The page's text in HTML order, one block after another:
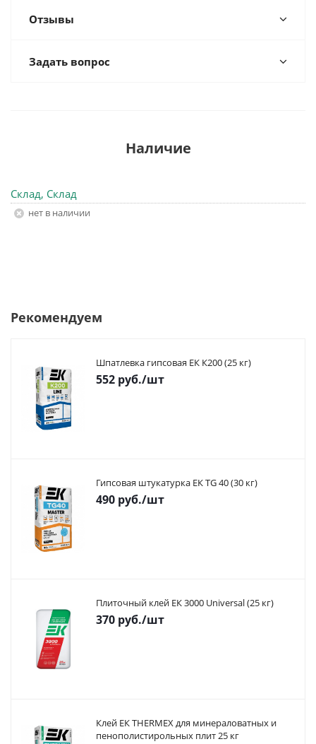
Отзывы
Задать вопрос
Наличие
Склад, Склад
Нет в наличии
Рекомендуем
Шпатлевка гипсовая ЕК К200 (25 кг)
552 руб./шт
Гипсовая штукатурка ЕК TG 40 (30 кг)
490 руб./шт
Плиточный клей ЕК 3000 Universal (25 кг)
370 руб./шт
Клей ЕК THERMEX для минераловатных и
пенополистирольных плит 25 кг